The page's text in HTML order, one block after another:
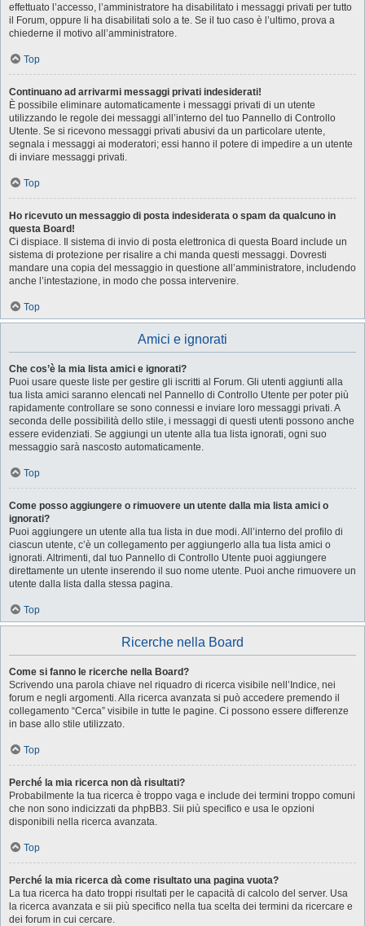
effettuato l’accesso, l’amministratore ha disabilitato i messaggi privati per tutto
il Forum, oppure li ha disabilitati solo a te. Se il tuo caso è l’ultimo, prova a
chiederne il motivo all’amministratore.
Top
Continuano ad arrivarmi messaggi privati indesiderati!
È possibile eliminare automaticamente i messaggi privati ​​di un utente
utilizzando le regole dei messaggi all’interno del tuo Pannello di Controllo
Utente. Se si ricevono messaggi privati ​​abusivi da un particolare utente,
segnala i messaggi ai moderatori; essi hanno il potere di impedire a un utente
di inviare messaggi privati​​.
Top
Ho ricevuto un messaggio di posta indesiderata o spam da qualcuno in
questa Board!
Ci dispiace. Il sistema di invio di posta elettronica di questa Board include un
sistema di protezione per risalire a chi manda questi messaggi. Dovresti
mandare una copia del messaggio in questione all’amministratore, includendo
anche l’intestazione, in modo che possa intervenire.
Top
Amici e ignorati
Che cos’è la mia lista amici e ignorati?
Puoi usare queste liste per gestire gli iscritti al Forum. Gli utenti aggiunti alla
tua lista amici saranno elencati nel Pannello di Controllo Utente per poter più
rapidamente controllare se sono connessi e inviare loro messaggi privati. A
seconda delle possibilità dello stile, i messaggi di questi utenti possono anche
essere evidenziati. Se aggiungi un utente alla tua lista ignorati, ogni suo
messaggio sarà nascosto automaticamente.
Top
Come posso aggiungere o rimuovere un utente dalla mia lista amici o
ignorati?
Puoi aggiungere un utente alla tua lista in due modi. All’interno del profilo di
ciascun utente, c’è un collegamento per aggiungerlo alla tua lista amici o
ignorati. Altrimenti, dal tuo Pannello di Controllo Utente puoi aggiungere
direttamente un utente inserendo il suo nome utente. Puoi anche rimuovere un
utente dalla lista dalla stessa pagina.
Top
Ricerche nella Board
Come si fanno le ricerche nella Board?
Scrivendo una parola chiave nel riquadro di ricerca visibile nell’Indice, nei
forum e negli argomenti. Alla ricerca avanzata si può accedere premendo il
collegamento “Cerca” visibile in tutte le pagine. Ci possono essere differenze
in base allo stile utilizzato.
Top
Perché la mia ricerca non dà risultati?
Probabilmente la tua ricerca è troppo vaga e include dei termini troppo comuni
che non sono indicizzati da phpBB3. Sii più specifico e usa le opzioni
disponibili nella ricerca avanzata.
Top
Perché la mia ricerca dà come risultato una pagina vuota?
La tua ricerca ha dato troppi risultati per le capacità di calcolo del server. Usa
la ricerca avanzata e sii più specifico nella tua scelta dei termini da ricercare e
dei forum in cui cercare.